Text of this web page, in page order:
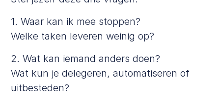
1. Waar kan ik mee stoppen?
Welke taken leveren weinig op?
2. Wat kan iemand anders doen?
Wat kun je delegeren, automatiseren of
uitbesteden?